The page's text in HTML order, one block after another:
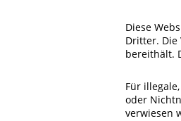
Diese
Dritter.
bereithält.
Für
oder
verwiesen